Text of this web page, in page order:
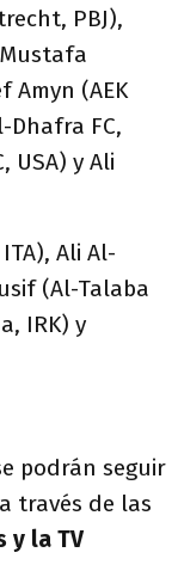
PBJ),
Amyn (AEK
Dhafra FC,
USA) y Ali
Ali Al-
(Al-Talaba
IRK) y
podrán seguir
través de las
y la TV